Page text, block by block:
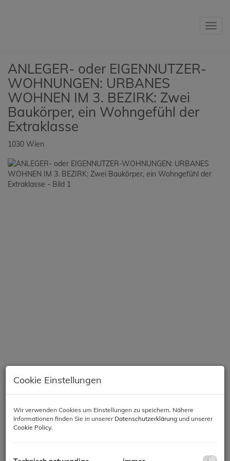
ANLEGER- oder EIGENNUTZER-
WOHNUNGEN: URBANES
WOHNEN IM 3. BEZIRK: Zwei
Baukörper, ein Wohngefühl der
Extraklasse
1030 Wien
Beschreibung
Objektbeschreibung
Cookie Einstellungen
Wir verwenden Cookies um Einstellungen zu speichern. Nähere
Informationen finden Sie in unserer Datenschutzerklärung und unserer
Cookie Policy.